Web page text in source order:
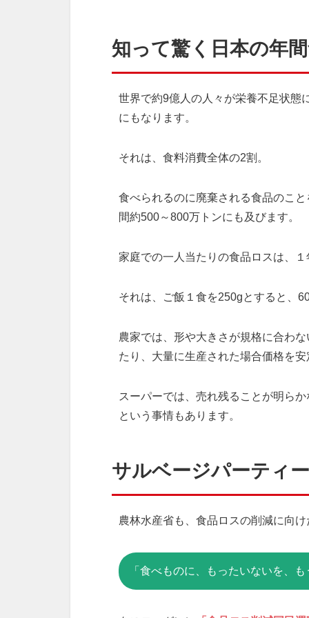
知って驚く日本の年
世界で約9億人の人々が栄養不足状態
にもなります。
それは、食料消費全体の2割。
食べられるのに廃棄される食品のこ
間約500～800万トンにも及びます。
家庭での一人当たりの食品ロスは、
それは、ご飯１食を250gとすると、
農家では、形や大きさが規格に合わ
たり、大量に生産された場合価格を
スーパーでは、売れ残ることが明ら
という事情もあります。
サルベージパーティ
農林水産省も、食品ロスの削減に向
「食べものに、もったいないを、